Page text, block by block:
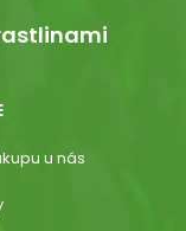
u nás